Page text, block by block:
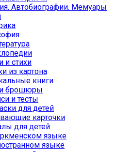
Автобиографии. Мемуары
и стихи
из картона
книги
брошюры
и тесты
для детей
карточки
для детей
языке
языке